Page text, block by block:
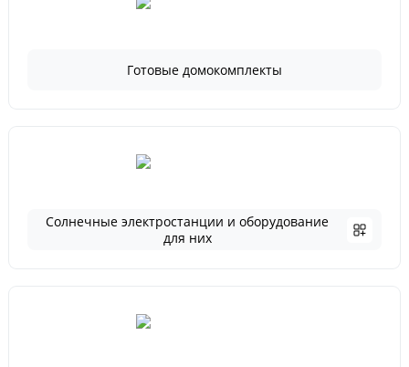
Готовые домокомплекты
Солнечные электростанции и оборудование
для них